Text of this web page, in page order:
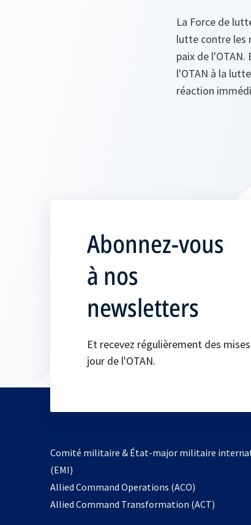
La Force de
lutte contre les
paix de
l'OTAN à la
réaction
Abonnez-vous
à nos
newsletters
Et recevez régulièrement des
jour de l'OTAN.
Comité militaire & État-major militaire
(EMI)
Allied Command Operations (ACO)
dans
Allied Command Transformation (ACT)